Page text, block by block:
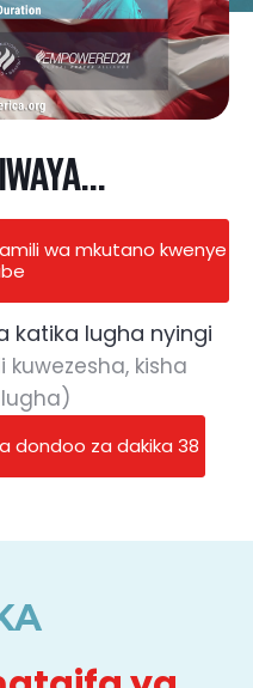
wa mkutano kwenye
katika lugha nyingi
kisha
dondoo za dakika 38